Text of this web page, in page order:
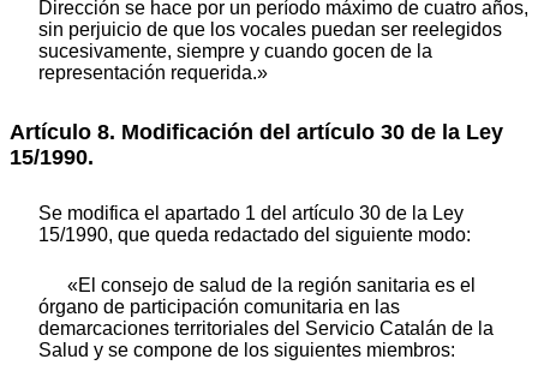
Dirección se hace por un período máximo de cuatro años,
sin perjuicio de que los vocales puedan ser reelegidos
sucesivamente, siempre y cuando gocen de la
representación requerida.»
Artículo 8. Modificación del artículo 30 de la Ley
15/1990.
Se modifica el apartado 1 del artículo 30 de la Ley
15/1990, que queda redactado del siguiente modo:
«El consejo de salud de la región sanitaria es el
órgano de participación comunitaria en las
demarcaciones territoriales del Servicio Catalán de la
Salud y se compone de los siguientes miembros: